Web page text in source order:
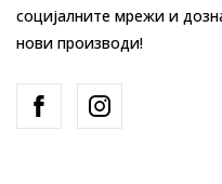
социјалните мрежи и
нови производи!